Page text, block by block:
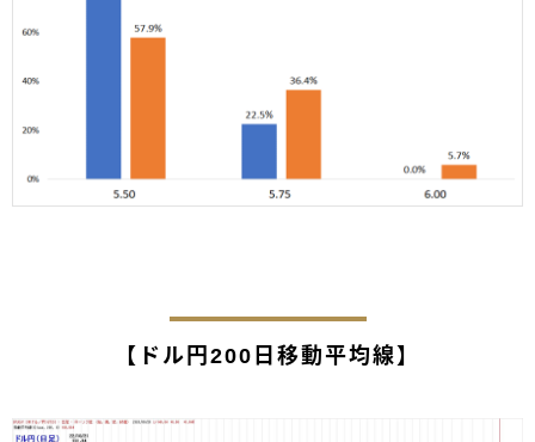
【ドル円200日移動平均線】